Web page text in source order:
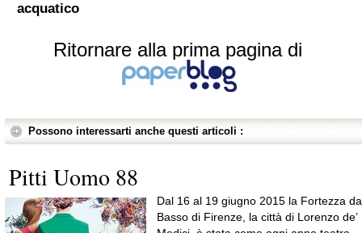
acquatico
Ritornare alla prima pagina di
Possono interessarti anche questi articoli :
Pitti Uomo 88
Dal 16 al 19 giugno 2015 la Fortezza da
Basso di Firenze, la città di Lorenzo de’